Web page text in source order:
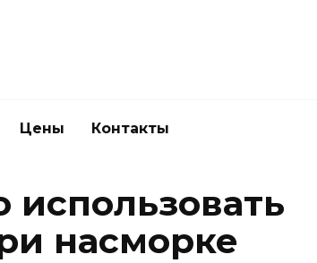
Цены Контакты
использовать
насморке